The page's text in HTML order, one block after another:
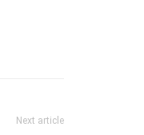
Next article